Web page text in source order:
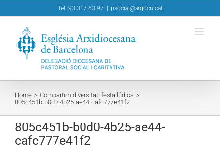
to
Tel. 93 317 63 97 psocial@arqbcn.cat
Home
Compartim diversitat, festa lúdica
805c451b-b0d0-4b25-ae44-cafc777e41f2
805c451b-b0d0-4b25-ae44-
cafc777e41f2